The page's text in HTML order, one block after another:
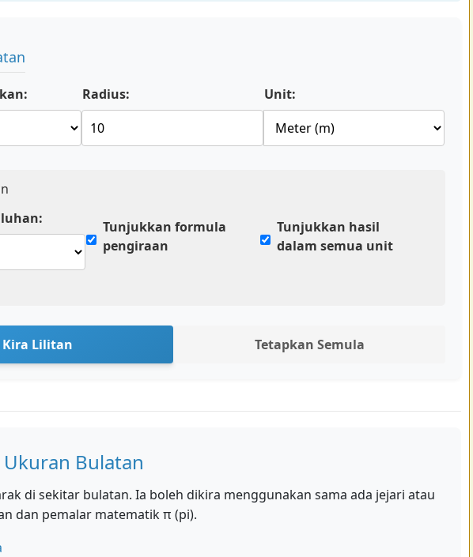
Radius: Unit:
Tunjukkan formula
pengiraan
Tunjukkan hasil
dalam semua unit
Kira Lilitan Tetapkan Semula
Bulatan
di sekitar bulatan. Ia boleh dikira menggunakan sama ada jejari atau
dan pemalar matematik π (pi).